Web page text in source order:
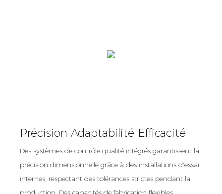
Précision Adaptabilité Efficacité
Des systèmes de contrôle qualité intégrés garantissent la
précision dimensionnelle grâce à des installations d'essai
internes, respectant des tolérances strictes pendant la